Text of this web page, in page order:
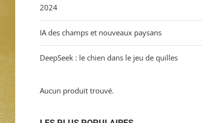
2024
IA des champs et nouveaux paysans
DeepSeek : le chien dans le jeu de quilles
Aucun produit trouvé.